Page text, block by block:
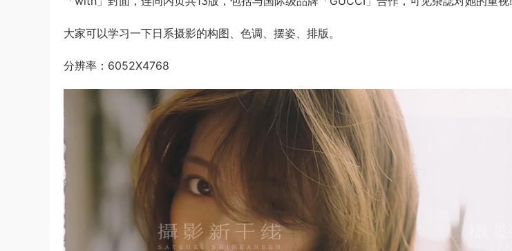
大家可以学习一下日系摄影的构图、色调、摆姿、排版。
分辨率：6052X4768